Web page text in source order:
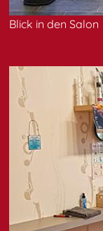
Blick in den Salon